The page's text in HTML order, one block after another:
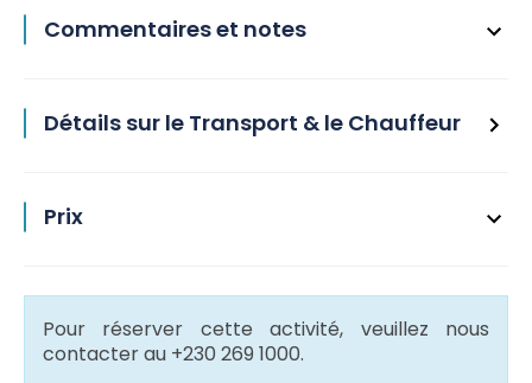
Commentaires et notes
Détails sur le Transport & le Chauffeur
Prix
Pour réserver cette activité, veuillez nous
contacter au +230 269 1000.